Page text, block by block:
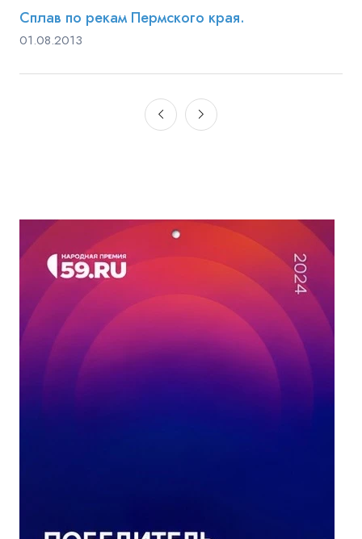
Сплав по рекам Пермского края.
01.08.2013